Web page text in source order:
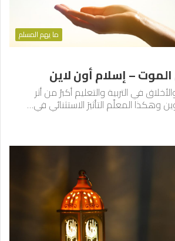
ما يهم المسلم
– إسلام أون لاين
في التربية والتعليم أكبرُ من أثر
وهكذا المعلّم التأثيرَ الاستثنائي في…